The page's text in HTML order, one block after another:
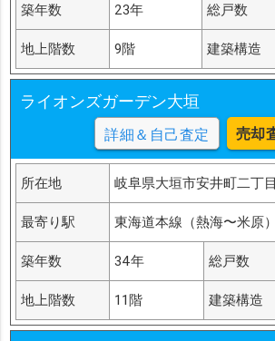
築年数 23年 総戸数
地上階数 9階 建築構造
ライオンズガーデン大垣
詳細＆自己査定 売却
所在地 岐阜県大垣市安井町二丁
最寄り駅 東海道本線（熱海〜米原
築年数 34年 総戸数
地上階数 11階 建築構造